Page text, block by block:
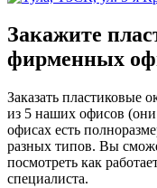
Закажите
фирменных
Заказать пластиковые
из 5 наших офисов (они
офисах есть
разных типов. Вы
посмотреть как
специалиста.